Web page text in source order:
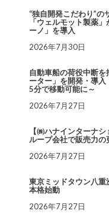
“独自開発こだわり”
「ウェルモット製薬
ーノ」を導入
2026年7月30日
自動車船の荷役中断
ーター」を開発・導
5分で移動可能に～
2026年7月27日
【㈱ハナインターナ
ループ会社で販売力の
2026年7月27日
東京ミッドタウン八
本格始動
2026年7月27日